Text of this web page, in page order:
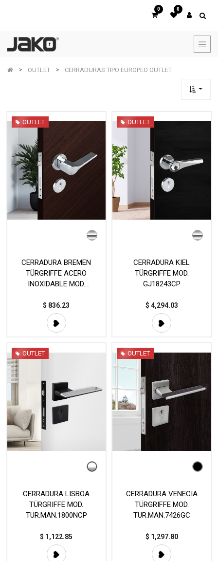
0 0
OUTLET CERRADURAS TIPO EUROPEO OUTLET
OUTLET
CERRADURA BREMEN
TÜRGRIFFE ACERO
INOXIDABLE MOD.
$ 836.23
OUTLET
CERRADURA KIEL
TÜRGRIFFE MOD.
GJ18243CP
$ 4,294.03
OUTLET
CERRADURA LISBOA
TÜRGRIFFE MOD.
TUR.MAN.1800NCP
$ 1,122.85
OUTLET
CERRADURA VENECIA
TÜRGRIFFE MOD.
TUR.MAN.7426GC
$ 1,297.80